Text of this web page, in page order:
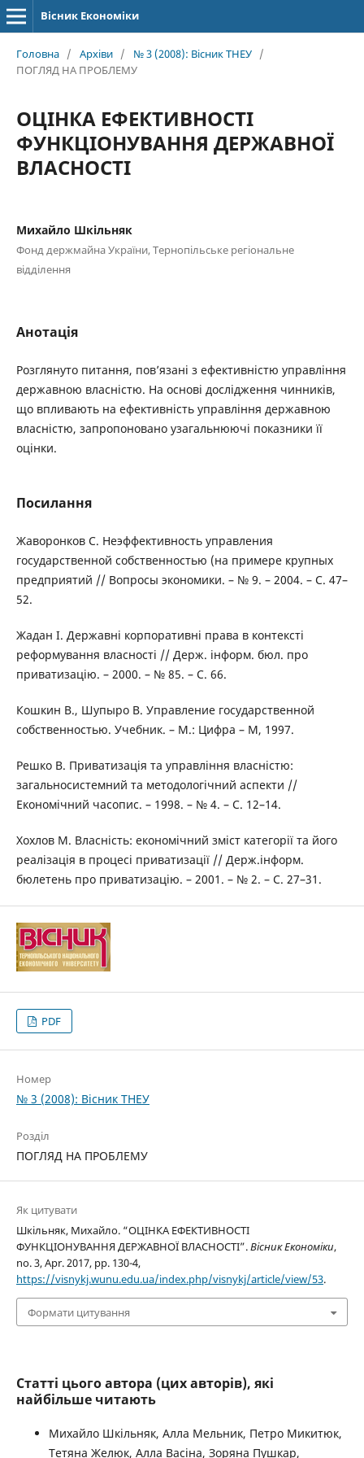
Вісник Економіки
Головна / Архіви / № 3 (2008): Вісник ТНЕУ /
ПОГЛЯД НА ПРОБЛЕМУ
ОЦІНКА ЕФЕКТИВНОСТІ
ФУНКЦІОНУВАННЯ ДЕРЖАВНОЇ
ВЛАСНОСТІ
Михайло Шкільняк
Фонд держмайна України, Тернопільське регіональне
відділення
Анотація
Розглянуто питання, пов’язані з ефективністю управління
державною власністю. На основі дослідження чинників,
що впливають на ефективність управління державною
власністю, запропоновано узагальнюючі показники її
оцінки.
Посилання
Жаворонков С. Неэффективность управления
государственной собственностью (на примере крупных
предприятий // Вопросы экономики. – № 9. – 2004. – С. 47–
52.
Жадан І. Державні корпоративні права в контексті
реформування власності // Держ. інформ. бюл. про
приватизацію. – 2000. – № 85. – С. 66.
Кошкин В., Шупыро В. Управление государственной
собственностью. Учебник. – М.: Цифра – М, 1997.
Решко В. Приватизація та управління власністю:
загальносистемний та методологічний аспекти //
Економічний часопис. – 1998. – № 4. – С. 12–14.
Хохлов М. Власність: економічний зміст категорії та його
реалізація в процесі приватизації // Держ.інформ.
бюлетень про приватизацію. – 2001. – № 2. – С. 27–31.
PDF
Номер
№ 3 (2008): Вісник ТНЕУ
Розділ
ПОГЛЯД НА ПРОБЛЕМУ
Як цитувати
Шкільняк, Михайло. “ОЦІНКА ЕФЕКТИВНОСТІ
ФУНКЦІОНУВАННЯ ДЕРЖАВНОЇ ВЛАСНОСТІ”.Вісник Економіки,
no. 3, Apr. 2017, pp. 130-4,
https://visnykj.wunu.edu.ua/index.php/visnykj/article/view/53.
Формати цитування
Статті цього автора (цих авторів), які
найбільше читають
Михайло Шкільняк, Алла Мельник, Петро Микитюк,
Тетяна Желюк, Алла Васіна, Зоряна Пушкар,